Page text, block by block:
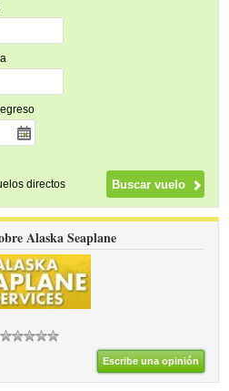
directos
Alaska Seaplane
Escribe una opinión